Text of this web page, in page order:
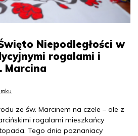
Niepodległości w
rogalami i
Marcina
ze św. Marcinem na czele – ale z
rogalami mieszkańcy
Tego dnia poznaniacy